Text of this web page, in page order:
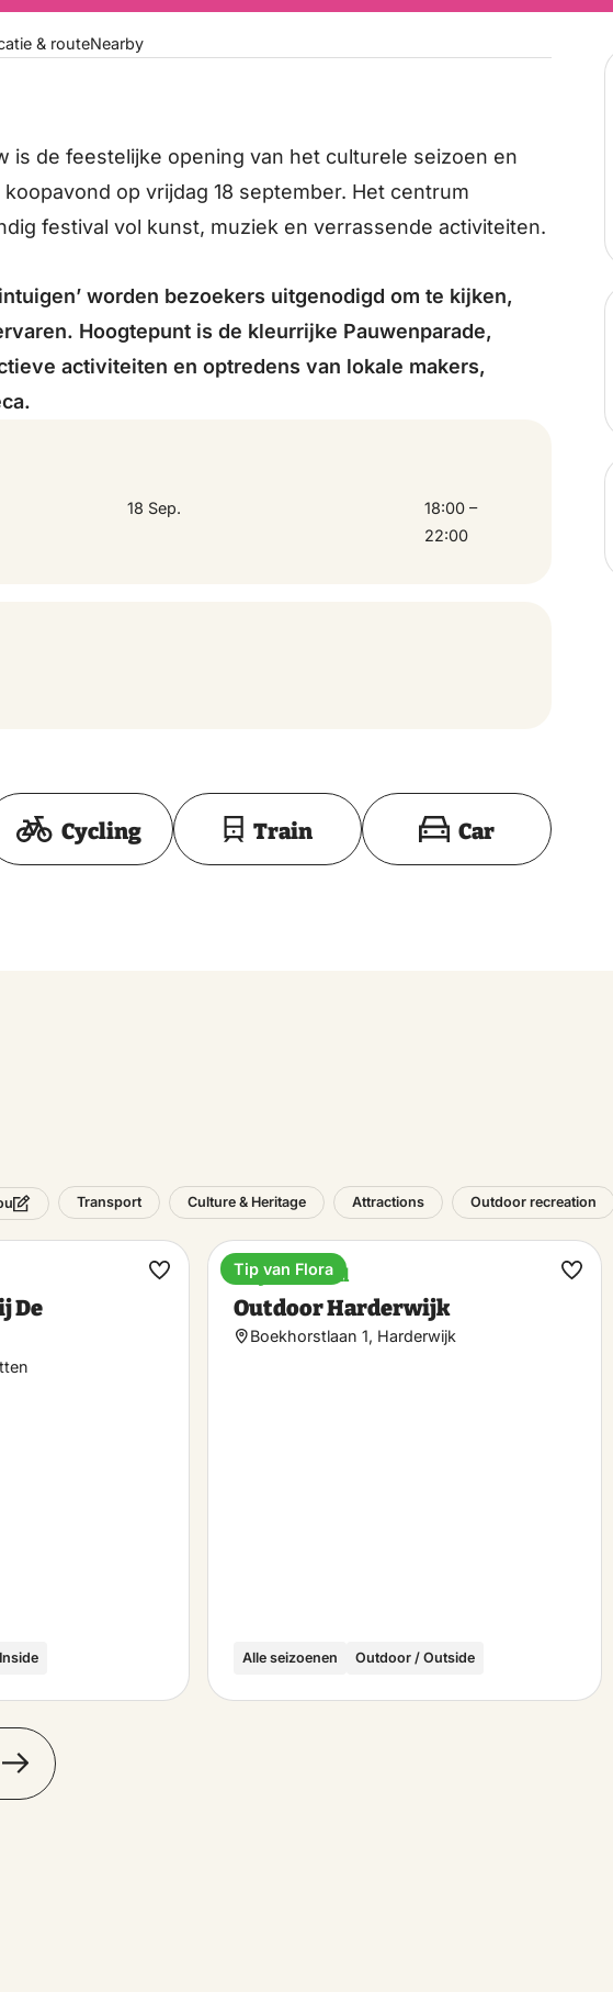
& routeNearby
is de feestelijke opening van het culturele seizoen en
op vrijdag 18 september. Het centrum
festival vol kunst, muziek en verrassende activiteiten.
worden bezoekers uitgenodigd om te kijken,
Hoogtepunt is de kleurrijke Pauwenparade,
activiteiten en optredens van lokale makers,
18 Sep.
18:00 –
22:00
Toon op kaart
Cycling Train Car
Transport Culture & Heritage Attractions Outdoor recreation
De
Make
Bicycle rental
Outdoor Harderwijk
Boekhorstlaan 1, Harderwijk
Alle seizoenen Outdoor / Outside
Tip van Flora
Make